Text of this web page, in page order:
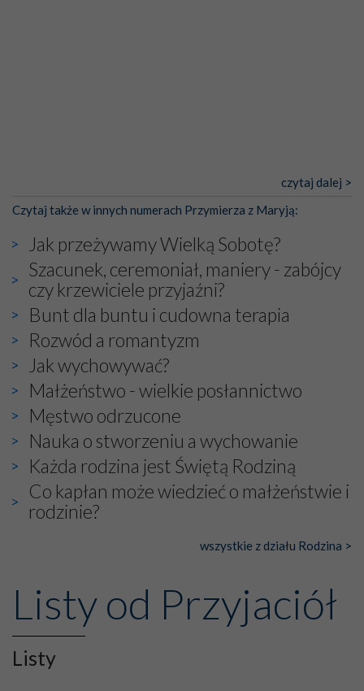
czytaj dalej >
Czytaj także w innych numerach Przymierza z Maryją:
Jak przeżywamy Wielką Sobotę?
Szacunek, ceremoniał, maniery - zabójcy
czy krzewiciele przyjaźni?
Bunt dla buntu i cudowna terapia
Rozwód a romantyzm
Jak wychowywać?
Małżeństwo - wielkie posłannictwo
Męstwo odrzucone
Nauka o stworzeniu a wychowanie
Każda rodzina jest Świętą Rodziną
Co kapłan może wiedzieć o małżeństwie i
rodzinie?
wszystkie z działu Rodzina >
Listy od Przyjaciół
Listy